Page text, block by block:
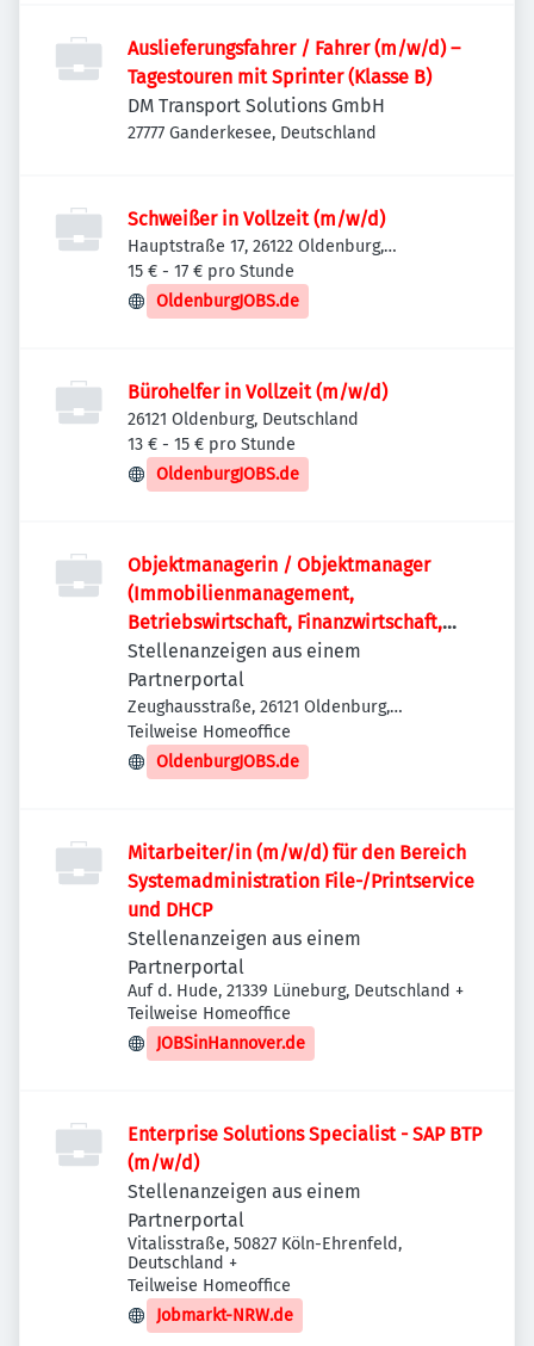
Auslieferungsfahrer / Fahrer (m/w/d) –
Tagestouren mit Sprinter (Klasse B)
DM Transport Solutions GmbH
27777 Ganderkesee, Deutschland
Schweißer in Vollzeit (m/w/d)
Hauptstraße 17, 26122 Oldenburg,
Deutschland
15 € - 17 € pro Stunde
OldenburgJOBS.de
Bürohelfer in Vollzeit (m/w/d)
26121 Oldenburg, Deutschland
13 € - 15 € pro Stunde
OldenburgJOBS.de
Objektmanagerin / Objektmanager
(Immobilienmanagement,
Betriebswirtschaft, Finanzwirtschaft,
Wirtschaftsrecht) (w/m/d)
Stellenanzeigen aus einem
Partnerportal
Zeughausstraße, 26121 Oldenburg,
Deutschland
Teilweise Homeoffice
OldenburgJOBS.de
Mitarbeiter/in (m/w/d) für den Bereich
Systemadministration File-/Printservice
und DHCP
Stellenanzeigen aus einem
Partnerportal
Auf d. Hude, 21339 Lüneburg, Deutschland +
Teilweise Homeoffice
JOBSinHannover.de
Enterprise Solutions Specialist - SAP BTP
(m/w/d)
Stellenanzeigen aus einem
Partnerportal
Vitalisstraße, 50827 Köln-Ehrenfeld,
Deutschland +
Teilweise Homeoffice
Jobmarkt-NRW.de